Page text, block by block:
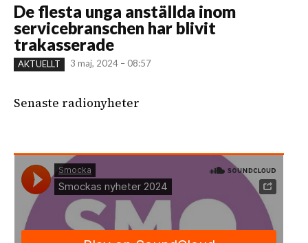
De flesta unga anställda inom
servicebranschen har blivit
trakasserade
AKTUELLT 3 maj, 2024 – 08:57
Senaste radionyheter